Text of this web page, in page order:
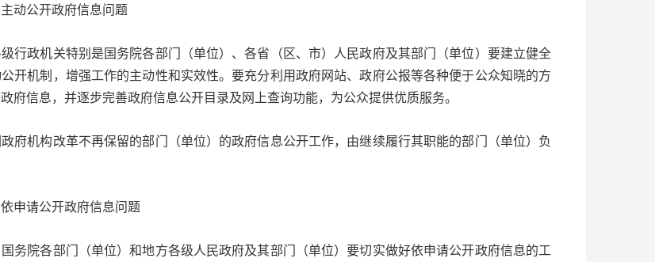
公开政府信息问题
政机关特别是国务院各部门（单位）、各省（区、市）人民政府及其部门（单位）要建立健全
开机制，增强工作的主动性和实效性。要充分利用政府网站、政府公报等各种便于公众知晓的方
府信息，并逐步完善政府信息公开目录及网上查询功能，为公众提供优质服务。
机构改革不再保留的部门（单位）的政府信息公开工作，由继续履行其职能的部门（单位）负
请公开政府信息问题
院各部门（单位）和地方各级人民政府及其部门（单位）要切实做好依申请公开政府信息的工